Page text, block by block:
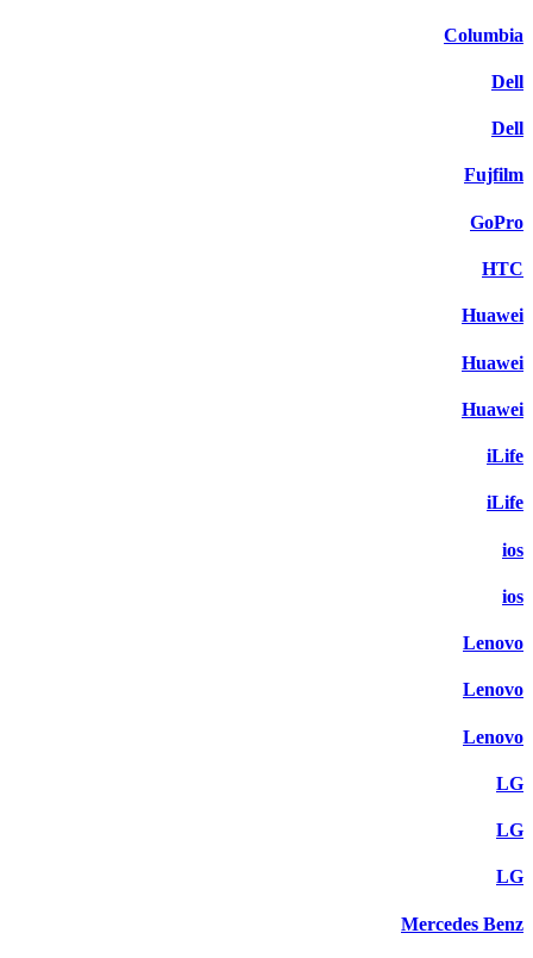
Columbia
Dell
Dell
Fujfilm
GoPro
HTC
Huawei
Huawei
Huawei
iLife
iLife
ios
ios
Lenovo
Lenovo
Lenovo
LG
LG
LG
Mercedes Benz